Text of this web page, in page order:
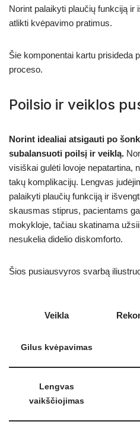
Norint palaikyti plaučių funkciją ir
atlikti kvėpavimo pratimus.
Šie komponentai kartu prisideda
proceso.
Poilsio ir veiklos
Norint idealiai atsigauti po
subalansuoti poilsį ir veiklą.
visiškai gulėti lovoje nepatartina,
takų komplikacijų. Lengvas
palaikyti plaučių funkciją ir
skausmas stiprus, pacientams
mokykloje, tačiau skatinama
nesukelia didelio diskomforto.
Šios pusiausvyros svarbą
Veikla
Gilus kvėpavimas
Lengvas
vaikščiojimas